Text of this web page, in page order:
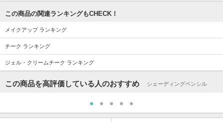
この商品の関連ランキングもCHECK！
メイクアップ ランキング
チーク ランキング
ジェル・クリームチーク ランキング
この商品を高評価している人のおすすめ シェーディングペンシル